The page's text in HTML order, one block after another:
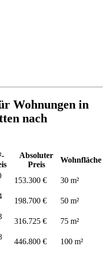
Wohnungen in
nach
Absoluter
Preis
Wohnfläche
153.300 €
30 m²
198.700 €
50 m²
316.725 €
75 m²
446.800 € 100 m²